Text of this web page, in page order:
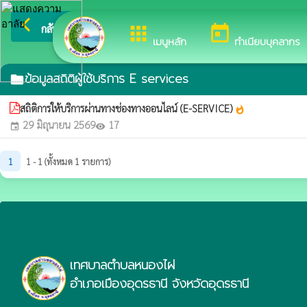
apps เมนูหลัก today ทำเนียบบุคลากร
arrow_back_ios กลับเมนูหลัก ยินดีต้อนรับสู่เว็บไซต์ขอ
folderข้อมูลสถิติผู้ใช้บริการ E services
สถิติการให้บริการผ่านทางช่องทางออนไลน์ (E-SERVICE) whatshot
event 29 มิถุนายน 2569visibility 17
1 1 - 1 (ทั้งหมด 1 รายการ)
เทศบาลตำบลหนองไผ่
อำเภอเมืองอุดรธานี จังหวัดอุดรธานี